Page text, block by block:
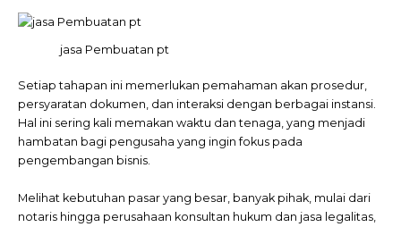
jasa Pembuatan pt
Setiap tahapan ini memerlukan pemahaman akan prosedur,
persyaratan dokumen, dan interaksi dengan berbagai instansi.
Hal ini sering kali memakan waktu dan tenaga, yang menjadi
hambatan bagi pengusaha yang ingin fokus pada
pengembangan bisnis.
Melihat kebutuhan pasar yang besar, banyak pihak, mulai dari
notaris hingga perusahaan konsultan hukum dan jasa legalitas,